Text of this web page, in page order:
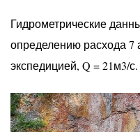
Гидрометрические
определению расхода 7
экспедицией, Q = 21м3/с.